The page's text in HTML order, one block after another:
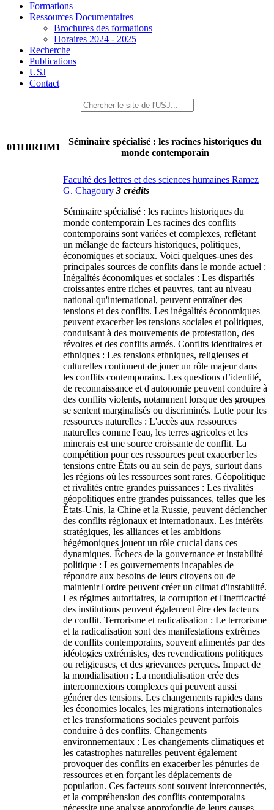
Formations
Ressources Documentaires
Brochures des formations
Horaires 2024 - 2025
Recherche
Publications
USJ
Contact
011HIRHM1
Séminaire spécialisé : les racines historiques du
monde contemporain
Faculté des lettres et des sciences humaines Ramez
G. Chagoury 3 crédits
Séminaire spécialisé : les racines historiques du
monde contemporain Les racines des conflits
contemporains sont variées et complexes, reflétant
un mélange de facteurs historiques, politiques,
économiques et sociaux. Voici quelques-unes des
principales sources de conflits dans le monde actuel :
Inégalités économiques et sociales : Les disparités
croissantes entre riches et pauvres, tant au niveau
national qu'international, peuvent entraîner des
tensions et des conflits. Les inégalités économiques
peuvent exacerber les tensions sociales et politiques,
conduisant à des mouvements de protestation, des
révoltes et des conflits armés. Conflits identitaires et
ethniques : Les tensions ethniques, religieuses et
culturelles continuent de jouer un rôle majeur dans
les conflits contemporains. Les questions d’identité,
de reconnaissance et d'autonomie peuvent conduire à
des conflits violents, notamment lorsque des groupes
se sentent marginalisés ou discriminés. Lutte pour les
ressources naturelles : L'accès aux ressources
naturelles comme l'eau, les terres agricoles et les
minerais est une source croissante de conflit. La
compétition pour ces ressources peut exacerber les
tensions entre États ou au sein de pays, surtout dans
les régions où les ressources sont rares. Géopolitique
et rivalités entre grandes puissances : Les rivalités
géopolitiques entre grandes puissances, telles que les
États-Unis, la Chine et la Russie, peuvent déclencher
des conflits régionaux et internationaux. Les intérêts
stratégiques, les alliances et les ambitions
hégémoniques jouent un rôle crucial dans ces
dynamiques. Échecs de la gouvernance et instabilité
politique : Les gouvernements incapables de
répondre aux besoins de leurs citoyens ou de
maintenir l'ordre peuvent créer un climat d'instabilité.
Les régimes autoritaires, la corruption et l'inefficacité
des institutions peuvent également être des facteurs
de conflit. Terrorisme et radicalisation : Le terrorisme
et la radicalisation sont des manifestations extrêmes
de conflits contemporains, souvent alimentés par des
idéologies extrémistes, des revendications politiques
ou religieuses, et des grievances perçues. Impact de
la mondialisation : La mondialisation crée des
interconnexions complexes qui peuvent aussi
générer des tensions. Les changements rapides dans
les économies locales, les migrations internationales
et les transformations sociales peuvent parfois
conduire à des conflits. Changements
environnementaux : Les changements climatiques et
les catastrophes naturelles peuvent également
provoquer des conflits en exacerber les pénuries de
ressources et en forçant les déplacements de
population. Ces facteurs sont souvent interconnectés,
et la compréhension des conflits contemporains
nécessite une analyse approfondie de leurs causes